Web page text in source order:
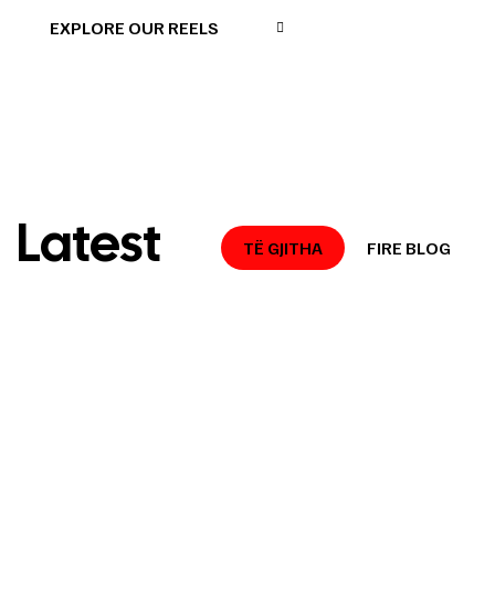
EXPLORE OUR REELS
Latest TË GJITHA FIRE BLOG